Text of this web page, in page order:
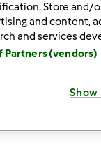
aby dodawać
komentarze
Store and/
and content,
and services
Partners (vendors)
Show